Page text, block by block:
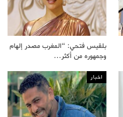
بلقيس فتحي: “المغرب مصدر إلهام
وجمهوره من أكثر…
اخبار